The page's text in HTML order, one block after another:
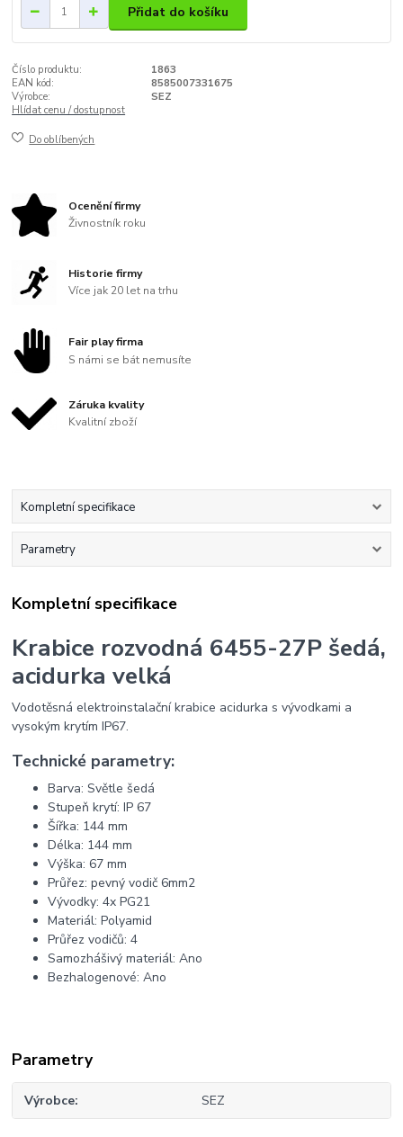
Přidat do košíku
Číslo produktu:
1863
EAN kód:
8585007331675
Výrobce:
SEZ
Hlídat cenu / dostupnost
Do oblíbených
Ocenění firmy
Živnostník roku
Historie firmy
Více jak 20 let na trhu
Fair play firma
S námi se bát nemusíte
Záruka kvality
Kvalitní zboží
Kompletní specifikace
Parametry
Kompletní specifikace
Krabice rozvodná 6455-27P šedá,
acidurka velká
Vodotěsná elektroinstalační krabice acidurka s vývodkami a
vysokým krytím IP67.
Technické parametry:
Barva: Světle šedá
Stupeň krytí: IP 67
Šířka: 144 mm
Délka: 144 mm
Výška: 67 mm
Průřez: pevný vodič 6mm2
Vývodky: 4x PG21
Materiál: Polyamid
Průřez vodičů: 4
Samozhášivý materiál: Ano
Bezhalogenové: Ano
Parametry
Výrobce SEZ